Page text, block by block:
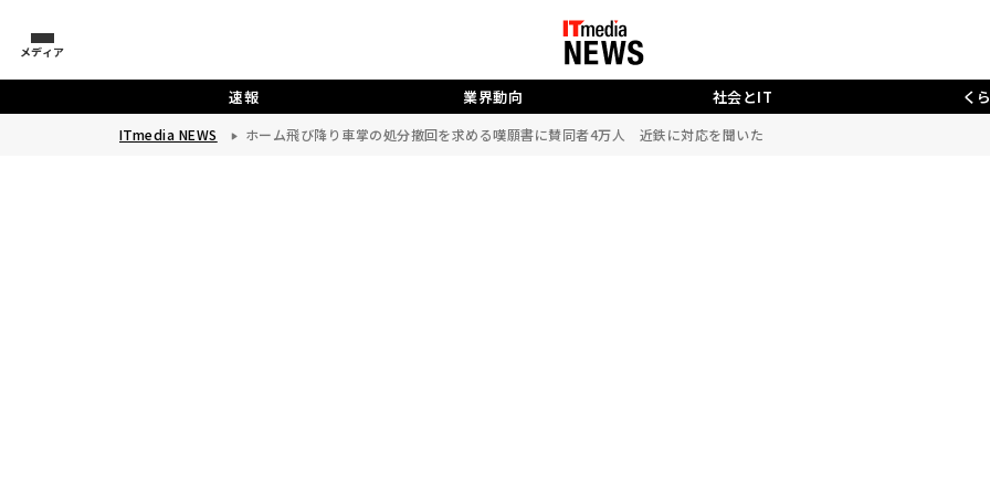
メディア
速報 業界動向 社会とIT く
ITmedia NEWS ホーム飛び降り車掌の処分撤回を求める嘆願書に賛同者4万人 近鉄に対応を聞いた